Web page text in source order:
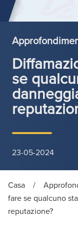
se
23-05-2024
Casa /
fare se qualcuno
reputazione?